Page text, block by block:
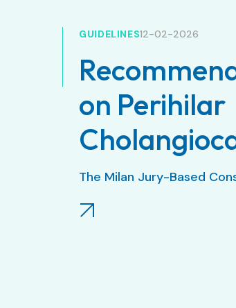
GUIDELINES12-02-2026
on Perihilar
The Milan Jury-Based